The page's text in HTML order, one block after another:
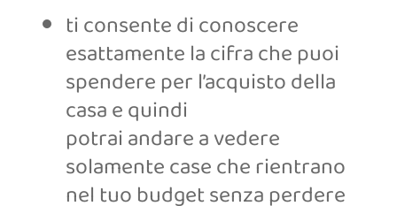
ti consente di conoscere
esattamente la cifra che puoi
spendere per l’acquisto della
casa e quindi
potrai andare a vedere
solamente case che rientrano
nel tuo budget senza perdere